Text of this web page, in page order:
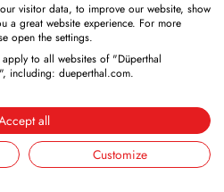
gaz sous pression
intégrée
blanches
inflammables
visitor data, to improve our website, show
a great website experience. For more
open the settings.
to all websites of "Düperthal
including: dueperthal.com.
all
Customize